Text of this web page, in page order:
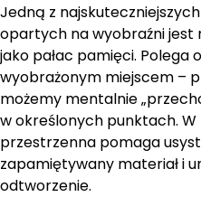
Jedną z
opartych na wyobraźni jest
jako pałac pamięci. Polega
wyobrażonym miejscem –
możemy mentalnie
w określonych punktach.
przestrzenna pomaga
zapamiętywany materiał i
odtworzenie.